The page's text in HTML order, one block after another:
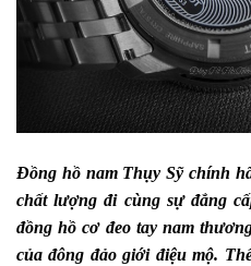
Đồng hồ nam Thụy Sỹ chính
chất lượng đi cùng sự đẳng
đồng hồ cơ đeo tay nam
của đông đảo giới điệu mộ.